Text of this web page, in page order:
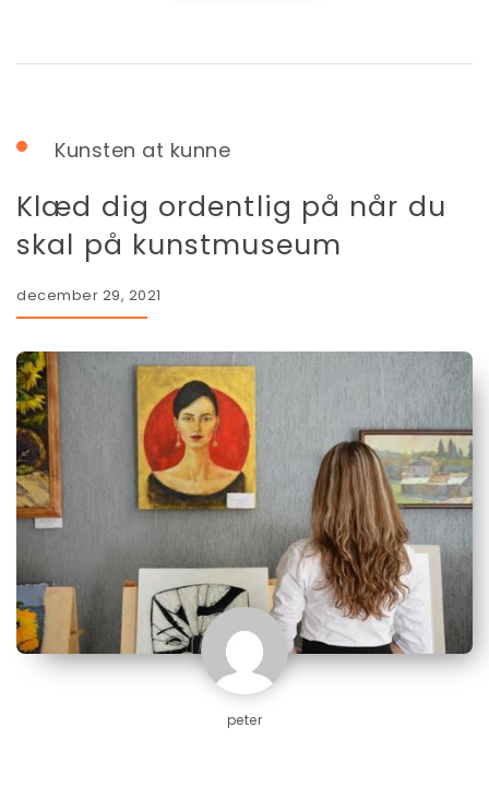
Kunsten at kunne
Klæd dig ordentlig på når du
skal på kunstmuseum
december 29, 2021
peter